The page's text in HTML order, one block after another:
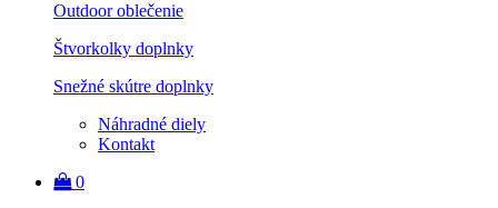
Outdoor oblečenie
Štvorkolky doplnky
Snežné skútre doplnky
Náhradné diely
Kontakt
0